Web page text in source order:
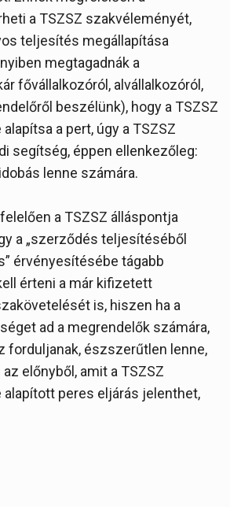
a TSZSZ szakvéleményét,
teljesítés megállapítása
megtagadnák a
fővállalkozóról, alvállalkozóról,
beszélünk), hogy a TSZSZ
a pert, úgy a TSZSZ
segítség, éppen ellenkezőleg:
lenne számára.
a TSZSZ álláspontja
a „szerződés teljesítéséből
érvényesítésébe tágabb
érteni a már kifizetett
is, hiszen ha a
ad a megrendelők számára,
forduljanak, észszerűtlen lenne,
előnyből, amit a TSZSZ
peres eljárás jelenthet,